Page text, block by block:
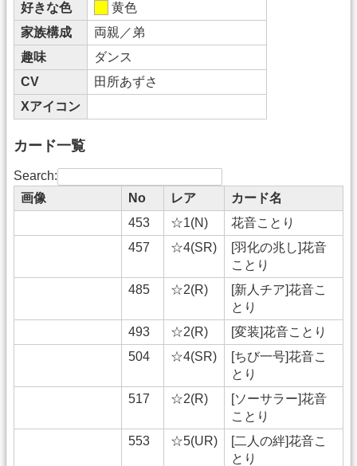
好きな色
黄色
家族構成
両親／弟
趣味
ダンス
CV
田所あずさ
Xアイコン
カード一覧
Search:
画像
No レア
カード名
453
☆1(N)
花音ことり
457
☆4(SR)
[羽化の兆し]花音
ことり
485
☆2(R)
[新人チア]花音こ
とり
493
☆2(R)
[変装]花音ことり
504
☆4(SR)
[ちび一号]花音こ
とり
517
☆2(R)
[ソーサラー]花音
ことり
553
☆5(UR)
[二人の絆]花音こ
とり